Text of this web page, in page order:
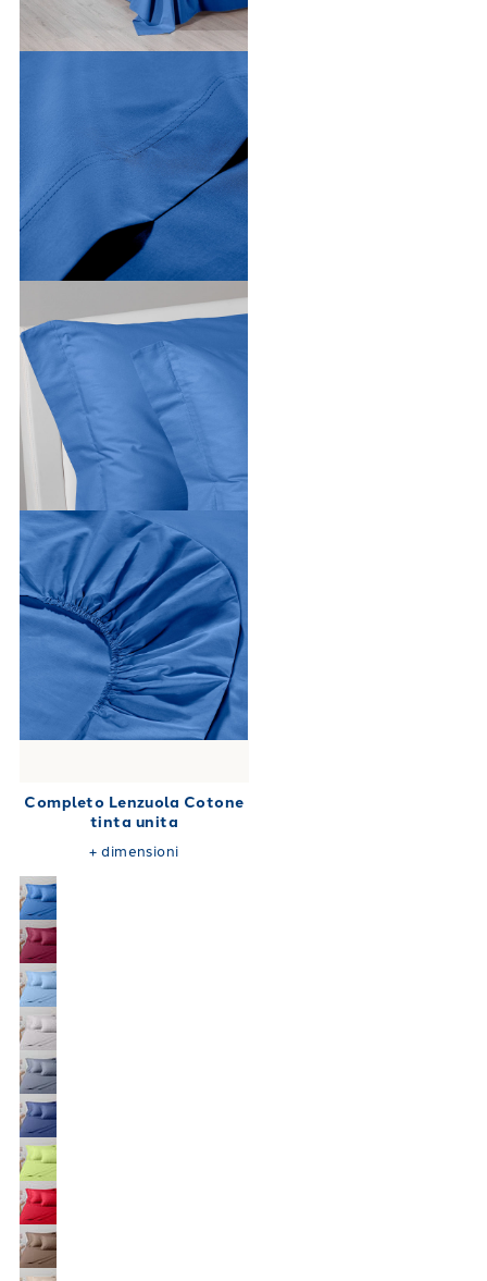
Completo Lenzuola Cotone
tinta unita
+dimensioni